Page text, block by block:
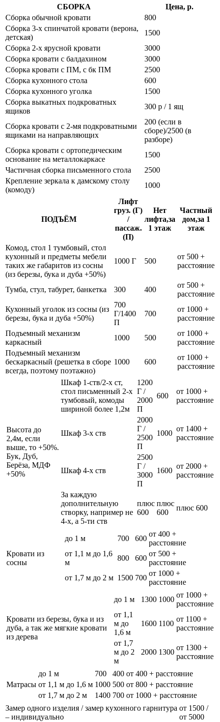
СБОРКА
Цена, р.
Сборка обычной кровати
800
Сборка 3-х спинчатой кровати (верона,
детская)
1500
Сборка 2-х ярусной кровати
3000
Сборка кровати с балдахином
3000
Сборка кровати с ПМ, с бк ПМ
2500
Сборка кухонного стола
600
Сборка кухонного уголка
1500
Сборка выкатных подкроватных
ящиков
300 р / 1 ящ
Сборка кровати с 2-мя подкроватными
ящиками на направляющих
200 (если в
сборе)/2500 (в
разборе)
Сборка кровати с ортопедическим
основание на металлокаркасе
1500
Частичная сборка письменного стола
2500
Крепление зеркала к дамскому столу
(комоду)
1000
ПОДЪЁМ
Лифт
груз. (Г)
/
пассаж.
(П)
Нет
лифта,за
1 этаж
Частный
дом,за 1
этаж
Комод, стол 1 тумбовый, стол
кухонный и предметы мебели
таких же габаритов из сосны
(из березы, бука и дуба +50%)
1000 Г 500
от 500 +
расстояние
Тумба, стул, табурет, банкетка 300 400
от 500 +
расстояние
Кухонный уголок из сосны (из
березы, бука и дуба +50%)
700
Г/1400
П
700
от 1000 +
расстояние
Подъемный механизм
каркасный
1000 500
от 1000 +
расстояние
Подъемный механизм
бескаркасный (решетка в сборе
всегда, поэтому поэтажно)
1000 600
от 1000 +
расстояние
Высота до
2,4м, если
выше, то +50%.
Бук, Дуб,
Берёза, МДФ
+50%
Шкаф 1-ств/2-х ст,
стол письменный 2-х
тумбовый, комоды
шириной более 1,2м
1200
Г /
2000
П
600
от 1000 +
расстояние
Шкаф 3-х ств
2000
Г /
2500
П
1000
от 1400 +
расстояние
Шкаф 4-х ств
2500
Г /
3000
П
1600
от 2000 +
расстояние
За каждую
дополнительную
створку, например не
4-х, а 5-ти ств
плюс
600
плюс
600
плюс 600
Кровати из
сосны
до 1 м 700 600
от 400 +
расстояние
от 1,1 м до 1,6
м
800 600
от 500 +
расстояние
от 1,7 м до 2 м 1500 700
от 1000 +
расстояние
Кровати из березы, бука и из
дуба, а так же мягкие кровати
из дерева
до 1 м 1300 1000
от 1000 +
расстояние
от 1,1
м до
1,6 м
1600 1100
от 1100 +
расстояние
от 1,7
м до 2
м
2000 1300
от 1300 +
расстояние
Матрасы
до 1 м 700 400 от 400 + расстояние
от 1,1 м до 1,6 м 1000 500 от 800 + расстояние
от 1,7 м до 2 м
1400 700 от 1000 + расстояние
Замер одного изделия / замер кухонного гарнитура
– индивидуально
от 1500 /
от 5000